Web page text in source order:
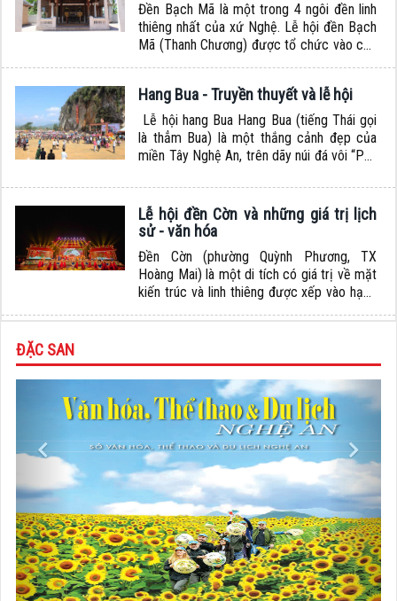
Đền Bạch Mã là một trong 4 ngôi đền linh
thiêng nhất của xứ Nghệ. Lễ hội đền Bạch
Mã (Thanh Chương) được tổ chức vào các
du khách và người dân quan tâm....
Hang Bua - Truyền thuyết và lễ hội
Lễ hội hang Bua Hang Bua (tiếng Thái gọi
là thẳm Bua) là một thắng cảnh đẹp của
miền Tây Nghệ An, trên dãy núi đá vôi “Phà
Châu Tiến, huyện Quỳ Châu, cách TP Vinh
170 km về phía Tây Bắc. Tên hang được
gọi theo tên bản nên có tên là...
Lễ hội đền Cờn và những giá trị lịch
sử - văn hóa
Đền Cờn (phường Quỳnh Phương, TX
Hoàng Mai) là một di tích có giá trị về mặt
kiến trúc và linh thiêng được xếp vào hạng
nhì Quả, tam Bạch Mã, tứ Chiêu Trưng). Lễ
có quy mô lớn, độc đáo,...
ĐẶC SAN
Next